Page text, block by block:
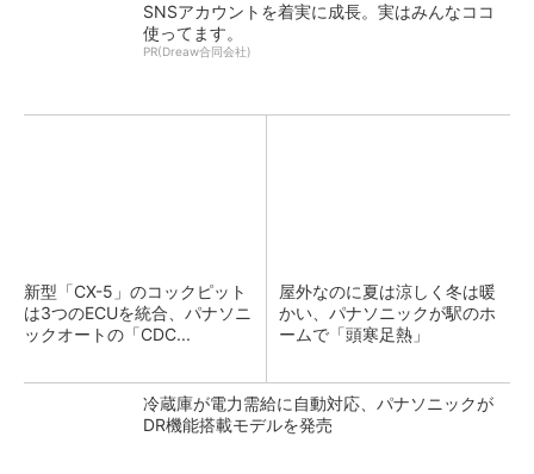
SNSアカウントを着実に成長。実はみんなココ
使ってます。
PR(Dreaw合同会社)
新型「CX-5」のコックピット
は3つのECUを統合、パナソニ
ックオートの「CDC...
屋外なのに夏は涼しく冬は暖
かい、パナソニックが駅のホ
ームで「頭寒足熱」
冷蔵庫が電力需給に自動対応、パナソニックが
DR機能搭載モデルを発売